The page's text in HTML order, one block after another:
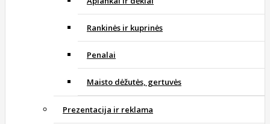
Rankinės ir kuprinės
Penalai
Maisto dėžutės, gertuvės
Prezentacija ir reklama